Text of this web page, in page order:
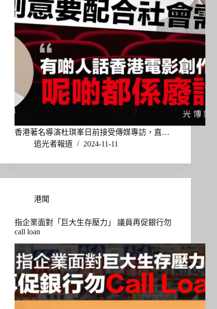
香港著名導演杜琪峯日前接受傳媒專訪，直…
追光者報道
2024-11-11
港聞
指企業面對「巨大生存壓力」 議員再促銀行勿
call loan